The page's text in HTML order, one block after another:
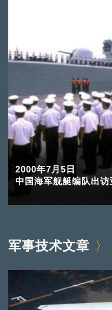
2000年7月5日
中国海军舰艇编队出访
军事技术文章